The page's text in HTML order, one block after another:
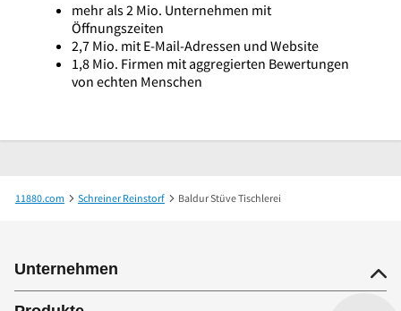
mehr als 2 Mio. Unternehmen mit
Öffnungszeiten
2,7 Mio. mit E-Mail-Adressen und Website
1,8 Mio. Firmen mit aggregierten Bewertungen
von echten Menschen
11880.com Schreiner Reinstorf Baldur Stüve Tischlerei
Unternehmen